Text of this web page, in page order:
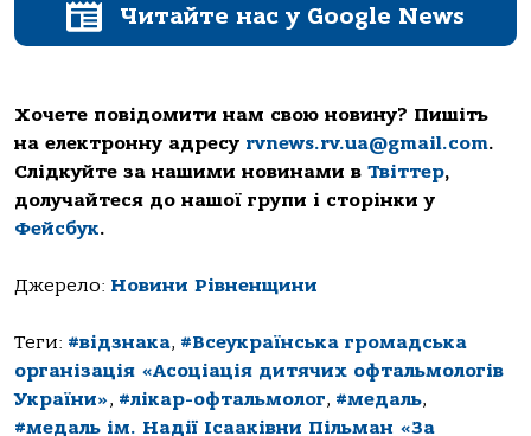
Читайте нас у Google News
Хочете повідомити нам свою новину? Пишіть
на електронну адресу rvnews.rv.ua@gmail.com.
Слідкуйте за нашими новинами в Твіттер,
долучайтеся до нашої групи і сторінки у
Фейсбук.
Джерело: Новини Рівненщини
Теги: #відзнака, #Всеукраїнська громадська
організація «Асоціація дитячих офтальмологів
України», #лікар-офтальмолог, #медаль,
#медаль ім. Надії Ісааківни Пільман «За